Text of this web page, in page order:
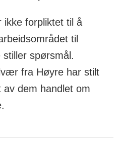
ikke forpliktet til å
til
stiller spørsmål.
fra Høyre har stilt
dem handlet om